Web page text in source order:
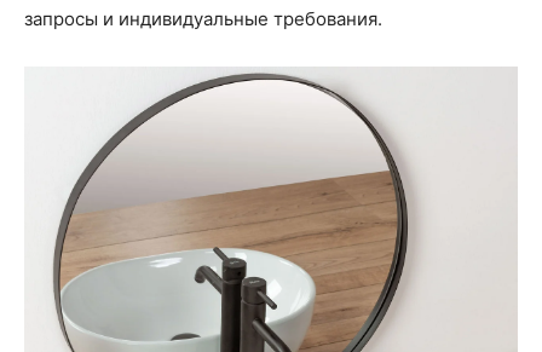
запросы и индивидуальные требования.